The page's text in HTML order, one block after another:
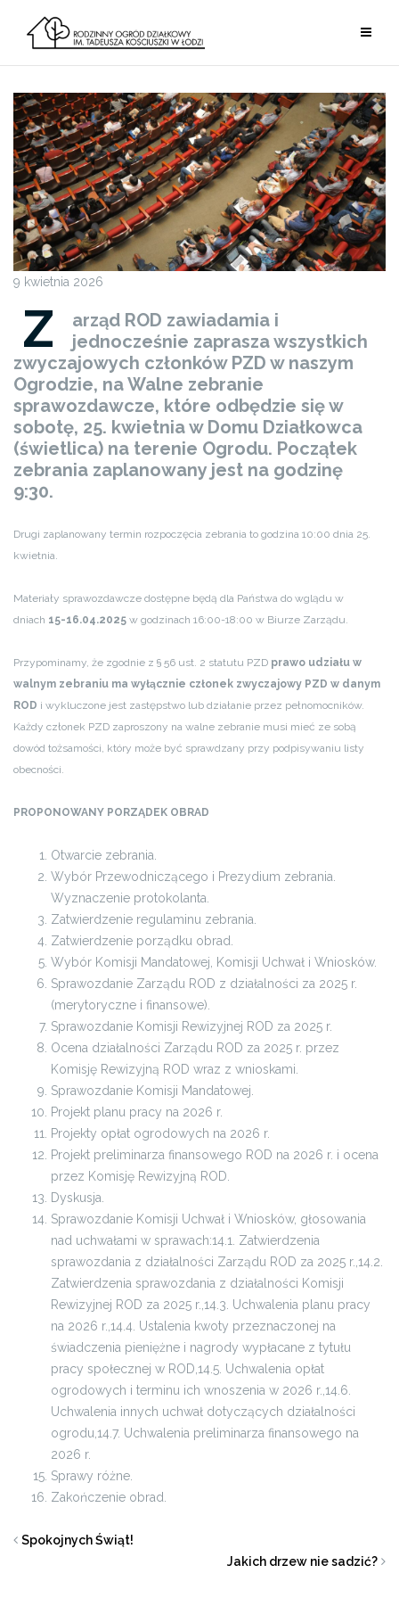
treści
9 kwietnia 2026
Z
arząd ROD zawiadamia i
jednocześnie zaprasza wszystkich
zwyczajowych członków PZD w naszym
Ogrodzie, na Walne zebranie
sprawozdawcze, które odbędzie się w
sobotę, 25. kwietnia w Domu Działkowca
(świetlica) na terenie Ogrodu. Początek
zebrania zaplanowany jest na godzinę
9:30.
Drugi zaplanowany termin rozpoczęcia zebrania to godzina 10:00 dnia 25.
kwietnia.
Materiały sprawozdawcze dostępne będą dla Państwa do wglądu w
dniach 15-16.04.2025 w godzinach 16:00-18:00 w Biurze Zarządu.
Przypominamy, że zgodnie z § 56 ust. 2 statutu PZD prawo udziału w
walnym zebraniu ma wyłącznie członek zwyczajowy PZD w danym
ROD i wykluczone jest zastępstwo lub działanie przez pełnomocników.
Każdy członek PZD zaproszony na walne zebranie musi mieć ze sobą
dowód tożsamości, który może być sprawdzany przy podpisywaniu listy
obecności.
PROPONOWANY PORZĄDEK OBRAD
Otwarcie zebrania.
Wybór Przewodniczącego i Prezydium zebrania.
Wyznaczenie protokolanta.
Zatwierdzenie regulaminu zebrania.
Zatwierdzenie porządku obrad.
Wybór Komisji Mandatowej, Komisji Uchwał i Wniosków.
Sprawozdanie Zarządu ROD z działalności za 2025 r.
(merytoryczne i finansowe).
Sprawozdanie Komisji Rewizyjnej ROD za 2025 r.
Ocena działalności Zarządu ROD za 2025 r. przez
Komisję Rewizyjną ROD wraz z wnioskami.
Sprawozdanie Komisji Mandatowej.
Projekt planu pracy na 2026 r.
Projekty opłat ogrodowych na 2026 r.
Projekt preliminarza finansowego ROD na 2026 r. i ocena
przez Komisję Rewizyjną ROD.
Dyskusja.
Sprawozdanie Komisji Uchwał i Wniosków, głosowania
nad uchwałami w sprawach:14.1. Zatwierdzenia
sprawozdania z działalności Zarządu ROD za 2025 r., 14.2.
Zatwierdzenia sprawozdania z działalności Komisji
Rewizyjnej ROD za 2025 r., 14.3. Uchwalenia planu pracy
na 2026 r., 14.4. Ustalenia kwoty przeznaczonej na
świadczenia pieniężne i nagrody wypłacane z tytułu
pracy społecznej w ROD, 14.5. Uchwalenia opłat
ogrodowych i terminu ich wnoszenia w 2026 r., 14.6.
Uchwalenia innych uchwał dotyczących działalności
ogrodu, 14.7. Uchwalenia preliminarza finansowego na
2026 r.
Sprawy różne.
Zakończenie obrad.
Spokojnych Świąt!
Jakich drzew nie sadzić?